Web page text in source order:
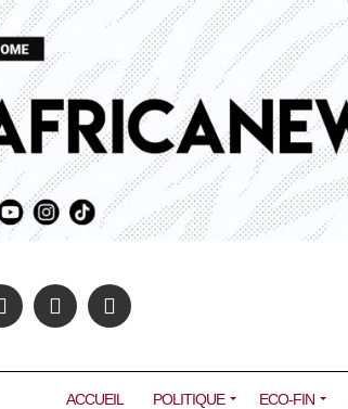
ACCUEIL POLITIQUE ECO-FIN